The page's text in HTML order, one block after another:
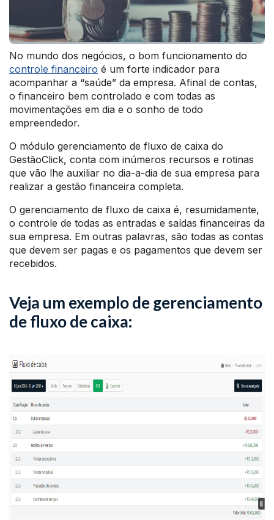
No mundo dos negócios, o bom funcionamento do
controle financeiro é um forte indicador para
acompanhar a “saúde” da empresa. Afinal de contas,
o financeiro bem controlado e com todas as
movimentações em dia e o sonho de todo
empreendedor.
O módulo gerenciamento de fluxo de caixa do
GestãoClick, conta com inúmeros recursos e rotinas
que vão lhe auxiliar no dia-a-dia de sua empresa para
realizar a gestão financeira completa.
O gerenciamento de fluxo de caixa é, resumidamente,
o controle de todas as entradas e saídas financeiras da
sua empresa. Em outras palavras, são todas as contas
que devem ser pagas e os pagamentos que devem ser
recebidos.
Veja um exemplo de gerenciamento
de fluxo de caixa: